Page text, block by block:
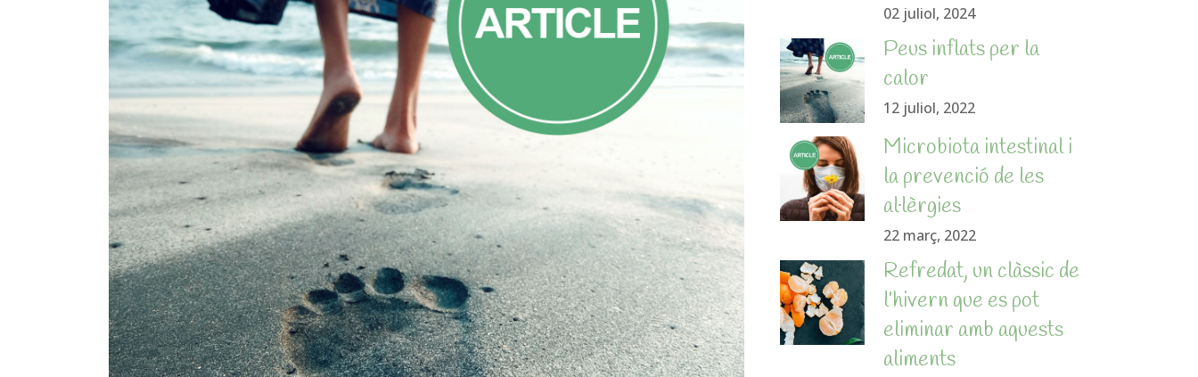
02 juliol, 2024
Peus inflats per la
calor
12 juliol, 2022
Microbiota intestinal i
la prevenció de les
al·lèrgies
22 març, 2022
Refredat, un clàssic de
l’hivern que es pot
eliminar amb aquests
aliments